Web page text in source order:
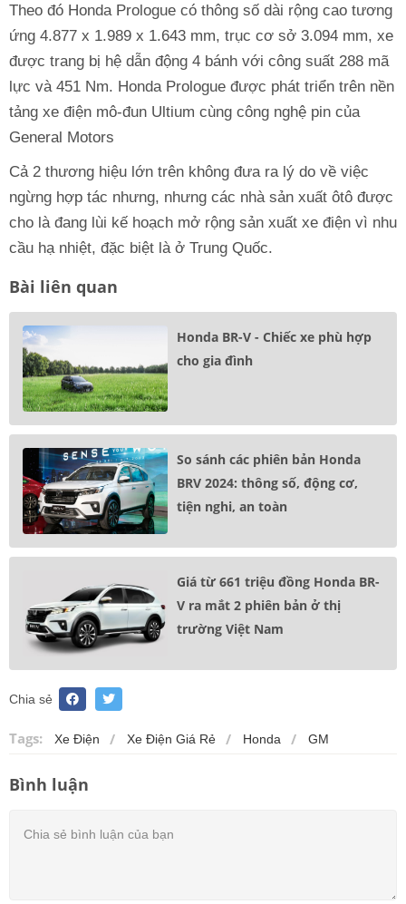
Theo đó Honda Prologue có thông số dài rộng cao tương
ứng 4.877 x 1.989 x 1.643 mm, trục cơ sở 3.094 mm, xe
được trang bị hệ dẫn động 4 bánh với công suất 288 mã
lực và 451 Nm. Honda Prologue được phát triển trên nền
tảng xe điện mô-đun Ultium cùng công nghệ pin của
General Motors
Cả 2 thương hiệu lớn trên không đưa ra lý do về việc
ngừng hợp tác nhưng, nhưng các nhà sản xuất ôtô được
cho là đang lùi kế hoạch mở rộng sản xuất xe điện vì nhu
cầu hạ nhiệt, đặc biệt là ở Trung Quốc.
Bài liên quan
Honda BR-V - Chiếc xe phù hợp
cho gia đình
So sánh các phiên bản Honda
BRV 2024: thông số, động cơ,
tiện nghi, an toàn
Giá từ 661 triệu đồng Honda BR-
V ra mắt 2 phiên bản ở thị
trường Việt Nam
Chia sẻ
Tags: Xe Điện Xe Điện Giá Rẻ Honda GM
Bình luận